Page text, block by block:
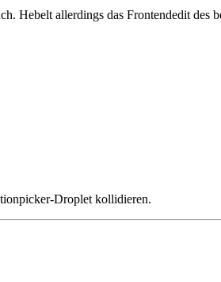
Hebelt allerdings das Frontendedit des
Droplet kollidieren.